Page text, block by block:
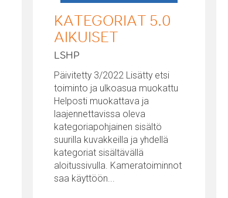
KATEGORIAT 5.0
AIKUISET
LSHP
Päivitetty 3/2022 Lisätty etsi
toiminto ja ulkoasua muokattu
Helposti muokattava ja
laajennettavissa oleva
kategoriapohjainen sisältö
suurilla kuvakkeilla ja yhdellä
kategoriat sisältävällä
aloitussivulla. Kameratoiminnot
saa käyttöön...